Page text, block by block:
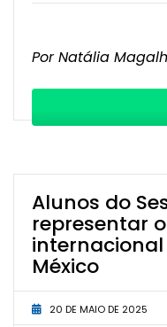
Por Natália
Alunos do
representar
México
20 DE MAIO DE 2025